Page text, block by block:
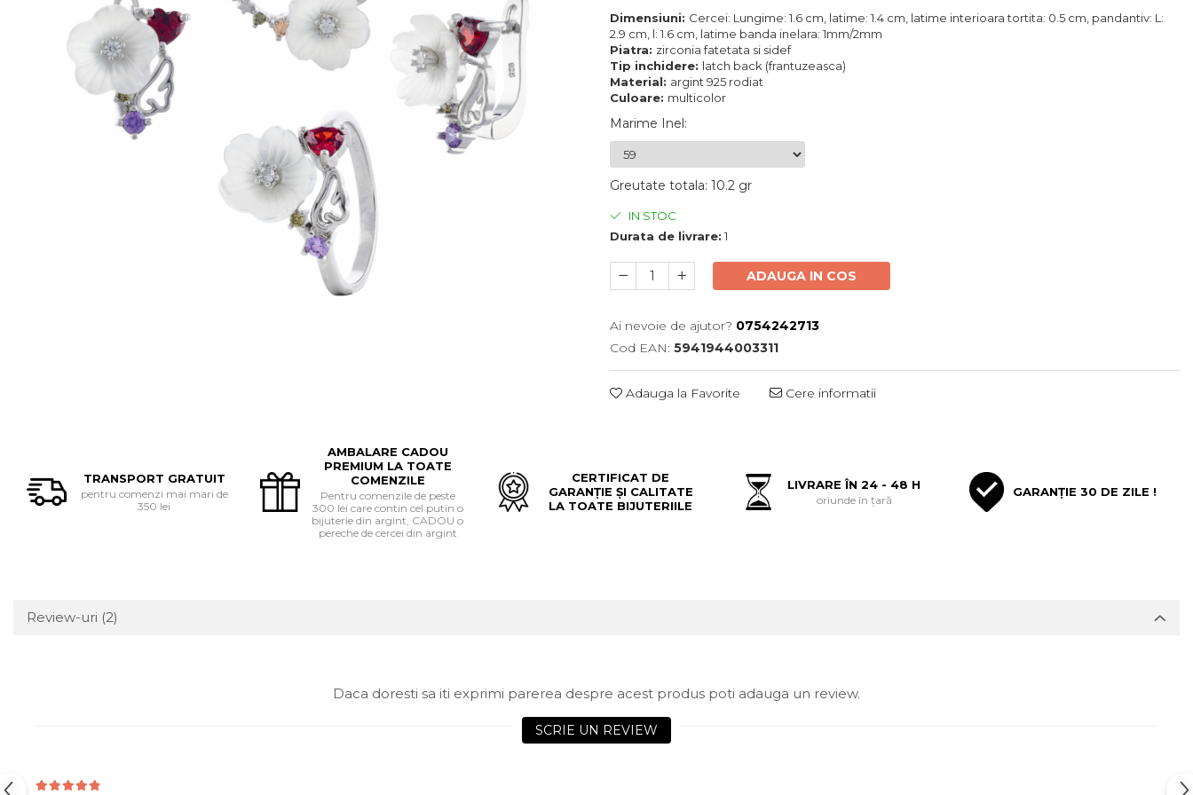
PIERCING
SETURI BIJUTERII
ACE DE CRAVATA
BRATARI PENTRU PICIOR
BRATARA TIP ROZARIU
LANTURI TIP ROZARIU
Dimensiuni: Cercei: Lungime: 1.6 cm, latime: 1.4 cm, latime interioara tortita: 0.5 cm, pandantiv: L:
2.9 cm, l: 1.6 cm, latime banda inelara: 1mm/2mm
Piatra: zirconia fatetata si sidef
Tip inchidere: latch back (frantuzeasca)
Material: argint 925 rodiat
Culoare: multicolor
Marime Inel:
Greutate totala: 10.2 gr
IN STOC
Durata de livrare: 1
ADAUGA IN COS
Ai nevoie de ajutor? 0754242713
Cod EAN: 5941944003311
Adauga la Favorite Cere informatii
TRANSPORT GRATUIT
pentru comenzi mai mari de
350 lei
AMBALARE CADOU
PREMIUM LA TOATE
COMENZILE
Pentru comenzile de peste
300 lei care contin cel putin o
bijuterie din argint, CADOU o
pereche de cercei din argint
CERTIFICAT DE
GARANȚIE ȘI CALITATE
LA TOATE BIJUTERIILE
LIVRARE ÎN 24 - 48 H
oriunde în țară
GARANȚIE 30 DE ZILE !
Review-uri (2)
Daca doresti sa iti exprimi parerea despre acest produs poti adauga un review.
SCRIE UN REVIEW